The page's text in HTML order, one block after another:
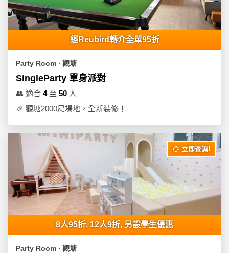
經Reubird轉介全單95折
Party Room ∙ 觀塘
SingleParty 單身派對
👥 適合 4至 50 人
🎉 觀塘2000尺場地，全新裝修！
立即查詢!
8人95折, 12人9折, 另設學生優惠
Party Room ∙ 觀塘